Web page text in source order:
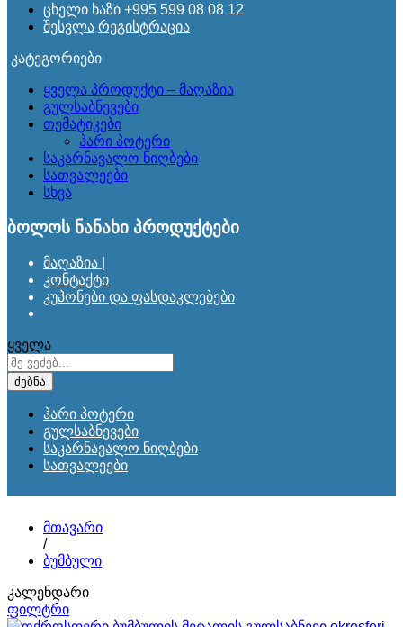
ცხელი ხაზი +995 599 08 08 12
შესვლა რეგისტრაცია
კატეგორიები
ყველა პროდუქტი – მაღაზია
გულსაბნევები
თემატიკები
ჰარი პოტერი
საკარნავალო ნიღბები
სათვალეები
სხვა
ბოლოს ნანახი პროდუქტები
მაღაზია |
კონტაქტი
კუპონები და ფასდაკლებები
ყველა
ძებნა
ჰარი პოტერი
გულსაბნევები
საკარნავალო ნიღბები
სათვალეები
მთავარი
/
ბუმბული
კალენდარი
ფილტრი